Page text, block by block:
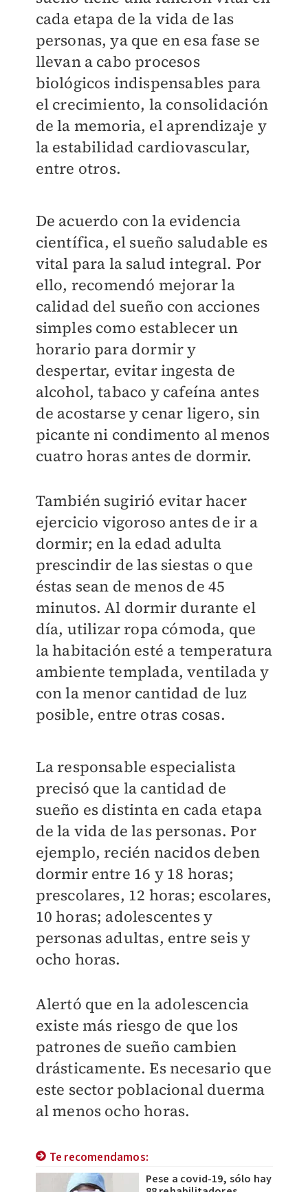
cada etapa de la vida de las
personas, ya que en esa fase se
llevan a cabo procesos
biológicos indispensables para
el crecimiento, la consolidación
de la memoria, el aprendizaje y
la estabilidad cardiovascular,
entre otros.
De acuerdo con la evidencia
científica, el sueño saludable es
vital para la salud integral. Por
ello, recomendó mejorar la
calidad del sueño con acciones
simples como establecer un
horario para dormir y
despertar, evitar ingesta de
alcohol, tabaco y cafeína antes
de acostarse y cenar ligero, sin
picante ni condimento al menos
cuatro horas antes de dormir.
También sugirió evitar hacer
ejercicio vigoroso antes de ir a
dormir; en la edad adulta
prescindir de las siestas o que
éstas sean de menos de 45
minutos. Al dormir durante el
día, utilizar ropa cómoda, que
la habitación esté a temperatura
ambiente templada, ventilada y
con la menor cantidad de luz
posible, entre otras cosas.
La responsable especialista
precisó que la cantidad de
sueño es distinta en cada etapa
de la vida de las personas. Por
ejemplo, recién nacidos deben
dormir entre 16 y 18 horas;
prescolares, 12 horas; escolares,
10 horas; adolescentes y
personas adultas, entre seis y
ocho horas.
Alertó que en la adolescencia
existe más riesgo de que los
patrones de sueño cambien
drásticamente. Es necesario que
este sector poblacional duerma
al menos ocho horas.
Te recomendamos:
Pese a covid-19, sólo hay